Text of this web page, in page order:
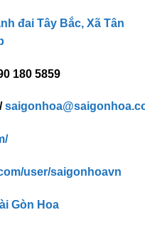
đai Tây Bắc, Xã Tân
180 5859
/
user/saigonhoavn
Gòn Hoa